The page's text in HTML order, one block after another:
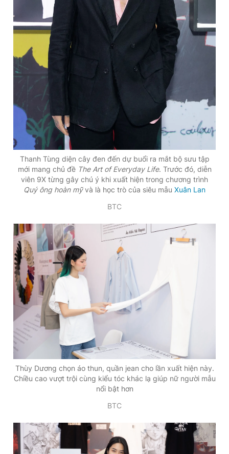
Thanh Tùng diện cây đen đến dự buổi ra mắt bộ sưu tập
mới mang chủ đề The Art of Everyday Life. Trước đó, diễn
viên 9X từng gây chú ý khi xuất hiện trong chương trình
Quý ông hoàn mỹvà là học trò của siêu mẫu Xuân Lan
BTC
Thùy Dương chọn áo thun, quần jean cho lần xuất hiện này.
Chiều cao vượt trội cùng kiểu tóc khác lạ giúp nữ người mẫu
nổi bật hơn
BTC